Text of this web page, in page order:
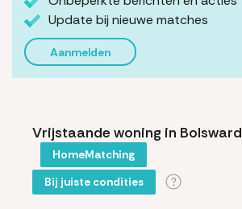
Update bij nieuwe matches
Aanmelden
Vrijstaande woning in Bolsward
HomeMatching
Bij juiste condities